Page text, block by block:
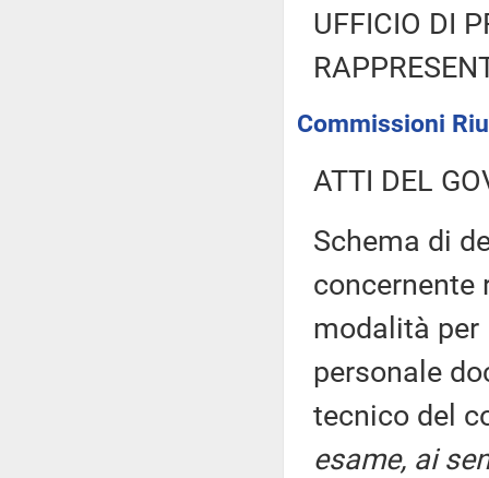
UFFICIO DI
Commissioni
ATTI DEL
Schema di
concernente
modalità per
personale
tecnico del
esame, ai